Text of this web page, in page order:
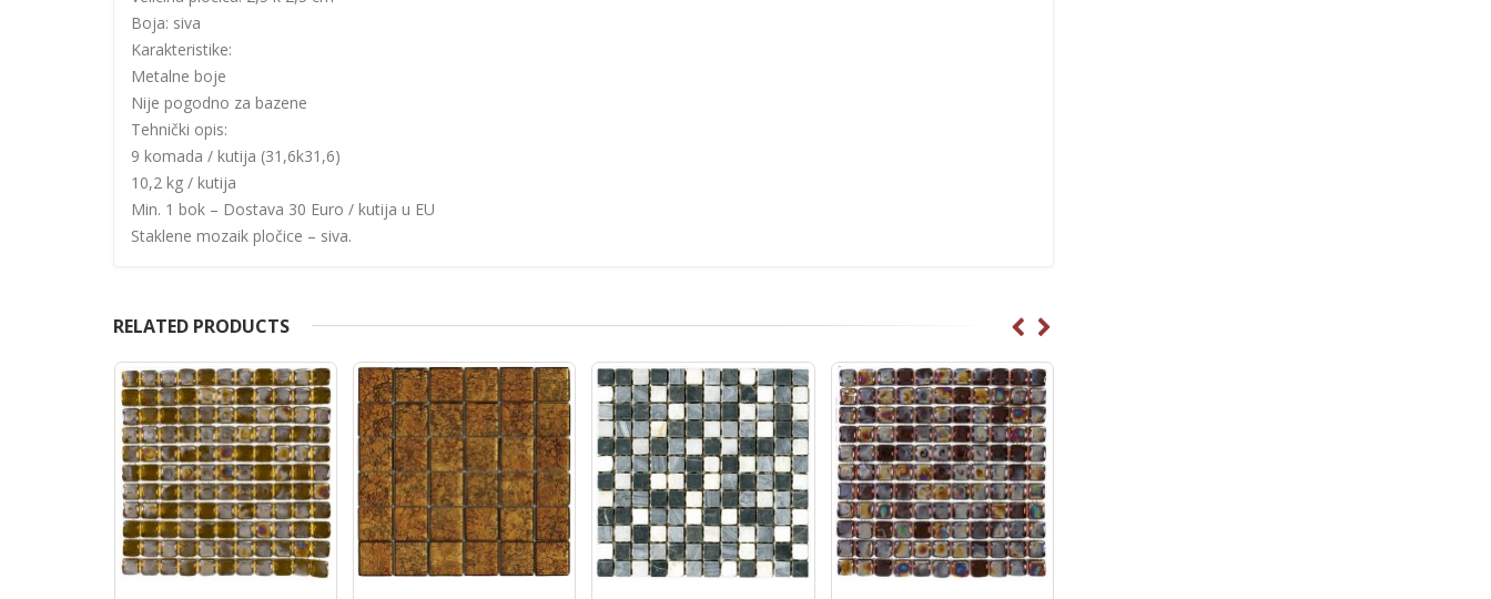
Boja: siva
Karakteristike:
Metalne boje
Nije pogodno za bazene
Tehnički opis:
9 komada / kutija (31,6k31,6)
10,2 kg / kutija
Min. 1 bok – Dostava 30 Euro / kutija u EU
Staklene mozaik pločice – siva.
RELATED PRODUCTS